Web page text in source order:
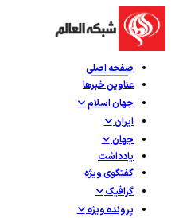
صفحه اصلی
عناوین خبرها
جهان اسلام
ایران
جهان
یادداشت
گفتگوی ویژه
گرافيک
پرونده ویژه